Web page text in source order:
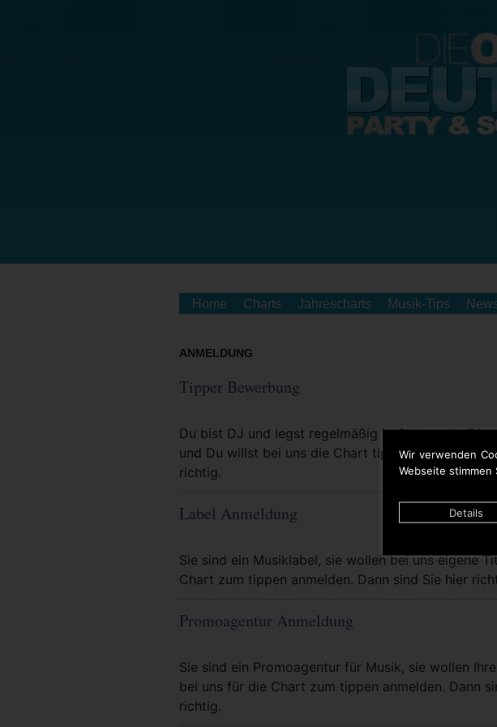
Wir verwenden
Webseite stimmen
Details
Home Charts Jahrescharts Musik-Tips
ANMELDUNG
Tipper Bewerbung
Du bist DJ und legst regelmäßig in Clubs oder
und Du willst bei uns die Chart tippen. Dann bist
richtig.
Mehr Info
Label Anmeldung
Sie sind ein Musiklabel, sie wollen bei uns eigene
Chart zum tippen anmelden. Dann sind Sie hier
Mehr Info
Promoagentur Anmeldung
Sie sind ein Promoagentur für Musik, sie wollen
bei uns für die Chart zum tippen anmelden. Dann
richtig.
Mehr Info